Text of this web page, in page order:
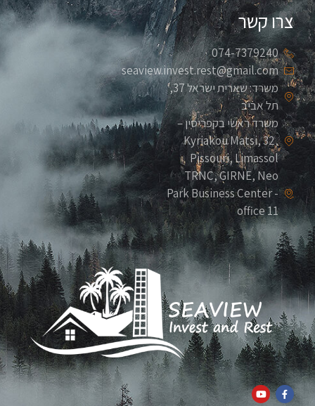
צרו קשר
074-7379240
seaview.invest.rest@gmail.com
משרד: שארית ישראל 37,
תל אביב
משרד ראשי בקפריסין –
Kyriakou Matsi, 32,
Pissouri, Limassol
TRNC, GIRNE, Neo
Park Business Center -
office 11